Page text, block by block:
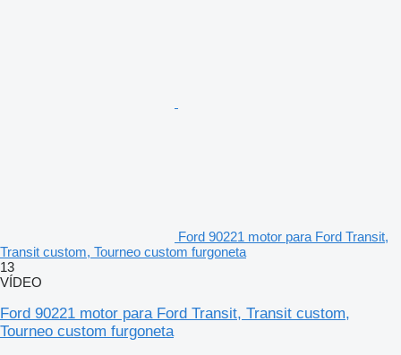
Ford 90221 motor para Ford Transit,
Transit custom, Tourneo custom furgoneta
13
VÍDEO
Ford 90221 motor para Ford Transit, Transit custom,
Tourneo custom furgoneta